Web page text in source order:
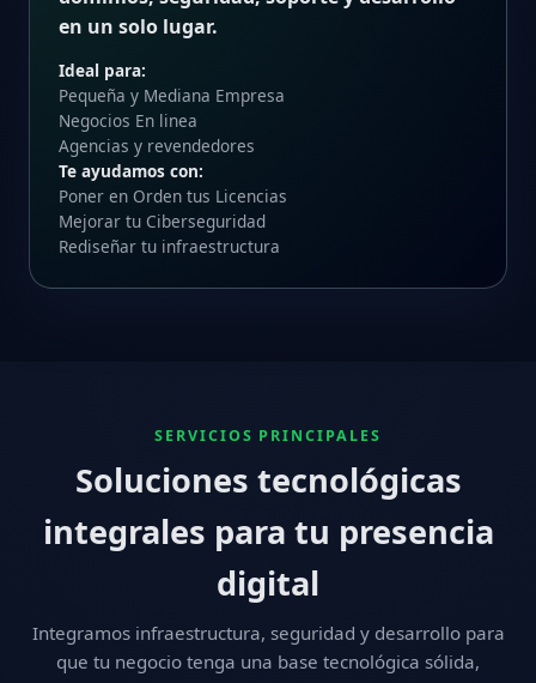
en un solo lugar.
Ideal para:
Pequeña y Mediana Empresa
Negocios En linea
Agencias y revendedores
Te ayudamos con:
Poner en Orden tus Licencias
Mejorar tu Ciberseguridad
Rediseñar tu infraestructura
SERVICIOS PRINCIPALES
Soluciones tecnológicas
integrales para tu presencia
digital
Integramos infraestructura, seguridad y desarrollo para
que tu negocio tenga una base tecnológica sólida,